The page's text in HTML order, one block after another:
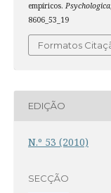
empíricos. Psychologica
8606_53_19
Formatos
EDIÇÃO
N.º 53 (2010)
SECÇÃO